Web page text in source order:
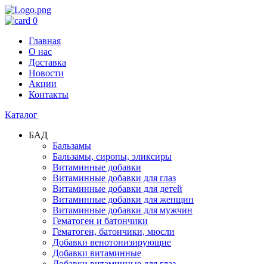
0
Главная
О нас
Доставка
Новости
Акции
Контакты
Каталог
БАД
Бальзамы
Бальзамы, сиропы, эликсиры
Витаминные добавки
Витаминные добавки для глаз
Витаминные добавки для детей
Витаминные добавки для женщин
Витаминные добавки для мужчин
Гематоген и батончики
Гематоген, батончики, мюсли
Добавки венотонизирующие
Добавки витаминные